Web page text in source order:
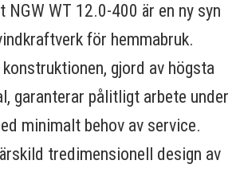
NGW WT 12.0-400 är en ny syn
för hemmabruk.
konstruktionen, gjord av högsta
garanterar pålitligt arbete under
minimalt behov av service.
tredimensionell design av